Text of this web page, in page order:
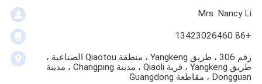
Mrs. Nancy Li
+86 13423026460
رقم 306 ، طريق Yangkeng ، منطقة Qiaotou الصناعية ،
طريق Yangkeng ، قرية Qiaoli ، مدينة Changping ، مدينة
Dongguan ، مقاطعة Guangdong